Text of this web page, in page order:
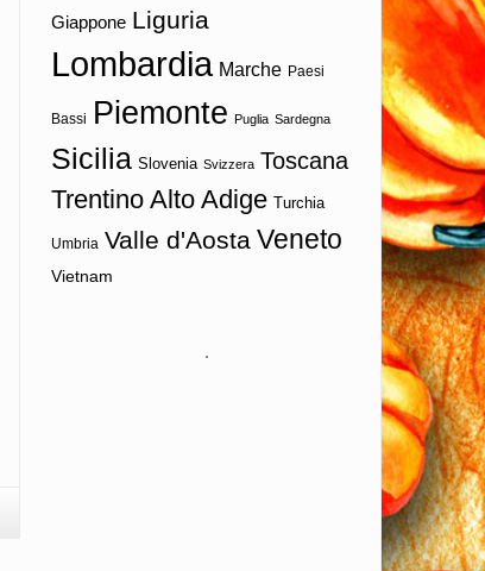
Giappone Liguria
Lombardia Marche Paesi
Bassi Piemonte Puglia Sardegna
Sicilia Slovenia Svizzera Toscana
Trentino Alto Adige Turchia
Umbria Valle d'Aosta Veneto
Vietnam